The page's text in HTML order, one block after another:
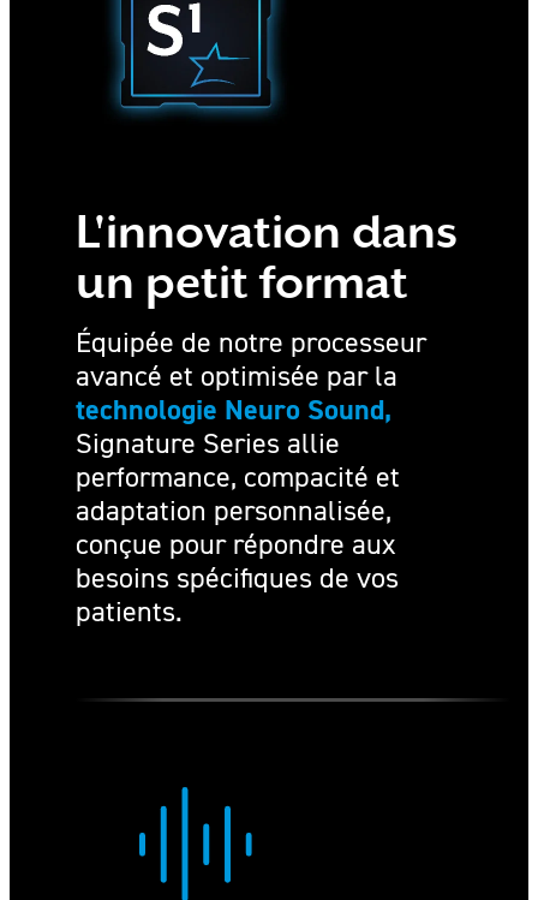
L'innovation dans
un petit format
Équipée de notre processeur
avancé et optimisée par la
technologie Neuro Sound,
Signature Series allie
performance, compacité et
adaptation personnalisée,
conçue pour répondre aux
besoins spécifiques de vos
patients.